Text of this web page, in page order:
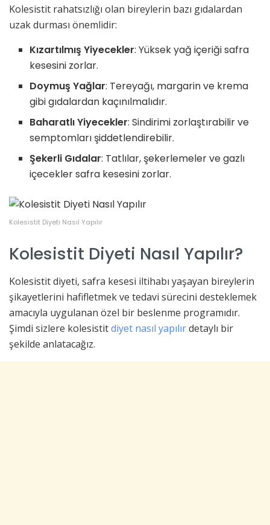
Kolesistit rahatsızlığı olan bireylerin bazı gıdalardan
uzak durması önemlidir:
Kızartılmış Yiyecekler: Yüksek yağ içeriği safra
kesesini zorlar.
Doymuş Yağlar: Tereyağı, margarin ve krema
gibi gıdalardan kaçınılmalıdır.
Baharatlı Yiyecekler: Sindirimi zorlaştırabilir ve
semptomları şiddetlendirebilir.
Şekerli Gıdalar: Tatlılar, şekerlemeler ve gazlı
içecekler safra kesesini zorlar.
Kolesistit Diyeti Nasıl Yapılır
Kolesistit Diyeti Nasıl Yapılır?
Kolesistit diyeti, safra kesesi iltihabı yaşayan bireylerin
şikayetlerini hafifletmek ve tedavi sürecini desteklemek
amacıyla uygulanan özel bir beslenme programıdır.
Şimdi sizlere kolesistitdiyet nasıl yapılırdetaylı bir
şekilde anlatacağız.